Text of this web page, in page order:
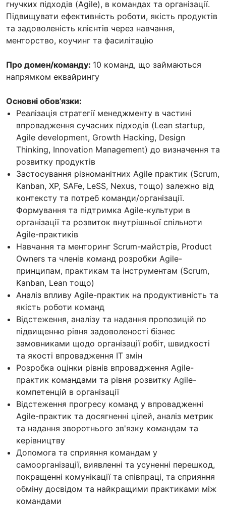
гнучких підходів (Agile), в командах та організації.
Підвищувати ефективність роботи, якість продуктів
та задоволеність клієнтів через навчання,
менторство, коучинг та фасилітацію
Про домен/команду: 10 команд, що займаються
напрямком еквайрингу
Основні обов’язки:
Реалізація стратегії менеджменту в частині
впровадження сучасних підходів (Lean startup,
Agile development, Growth Hacking, Design
Thinking, Innovation Management) до визначення та
розвитку продуктів
Застосування різноманітних Agile практик (Scrum,
Kanban, XP, SAFe, LeSS, Nexus, тощо) залежно від
контексту та потреб команди/організації.
Формування та підтримка Agile-культури в
організації та розвиток внутрішньої спільноти
Agile-практиків
Навчання та менторинг Scrum-майстрів, Product
Owners та членів команд розробки Agile-
принципам, практикам та інструментам (Scrum,
Kanban, Lean тощо)
Аналіз впливу Agile-практик на продуктивність та
якість роботи команд
Відстеження, аналізу та надання пропозицій по
підвищенню рівня задоволеності бізнес
замовниками щодо організації робіт, швидкості
та якості впровадження IT змін
Розробка оцінки рівнів впровадження Agile-
практик командами та рівня розвитку Agile-
компетенцій в організації
Відстеження прогресу команд у впровадженні
Agile-практик та досягненні цілей, аналіз метрик
та надання зворотнього зв'язку командам та
керівництву
Допомога та сприяння командам у
самоорганізації, виявленні та усуненні перешкод,
покращенні комунікації та співпраці, та сприяння
обміну досвідом та найкращими практиками між
командами